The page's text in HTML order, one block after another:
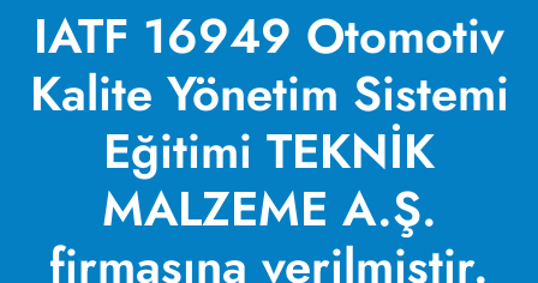
IATF 16949 Otomotiv
Kalite Yönetim Sistemi
Eğitimi TEKNİK
MALZEME A.Ş.
firmasına verilmiştir.